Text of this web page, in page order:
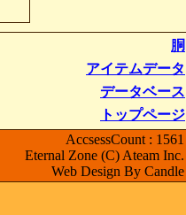
胴
アイテムデータ
データベース
トップページ
AccsessCount : 1561
Eternal Zone (C) Ateam Inc.
Web Design By Candle